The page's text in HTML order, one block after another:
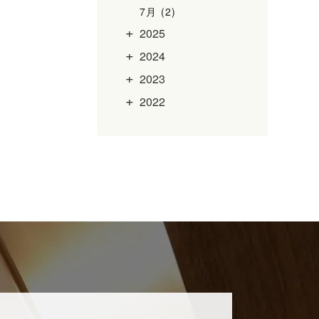
7月 (2)
2025
2024
2023
2022